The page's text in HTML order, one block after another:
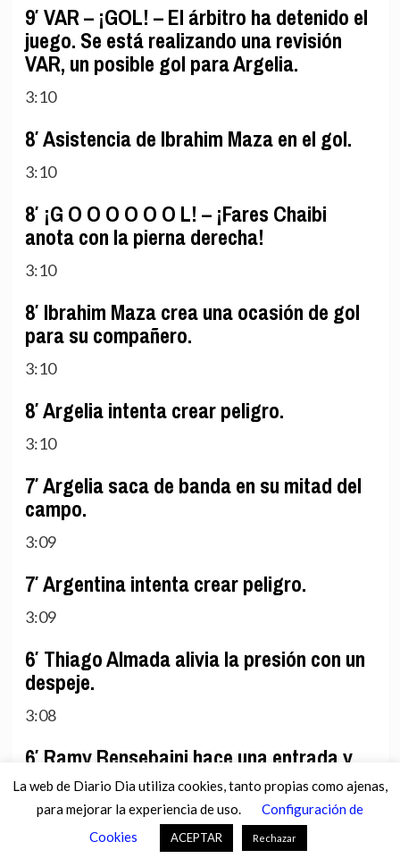
9′ VAR – ¡GOL! – El árbitro ha detenido el
juego. Se está realizando una revisión
VAR, un posible gol para Argelia.
3:10
8′ Asistencia de Ibrahim Maza en el gol.
3:10
8′ ¡G O O O O O O L! – ¡Fares Chaibi
anota con la pierna derecha!
3:10
8′ Ibrahim Maza crea una ocasión de gol
para su compañero.
3:10
8′ Argelia intenta crear peligro.
3:10
7′ Argelia saca de banda en su mitad del
campo.
3:09
7′ Argentina intenta crear peligro.
3:09
6′ Thiago Almada alivia la presión con un
despeje.
3:08
6′ Ramy Bensebaini hace una entrada y
recupera la posesión para su equipo.
3:08
5′ Fuera de juego señalado a Lionel Messi
La web de Diario Dia utiliza cookies, tanto propias como ajenas,
para mejorar la experiencia de uso.
Configuración de
Cookies
ACEPTAR Rechazar